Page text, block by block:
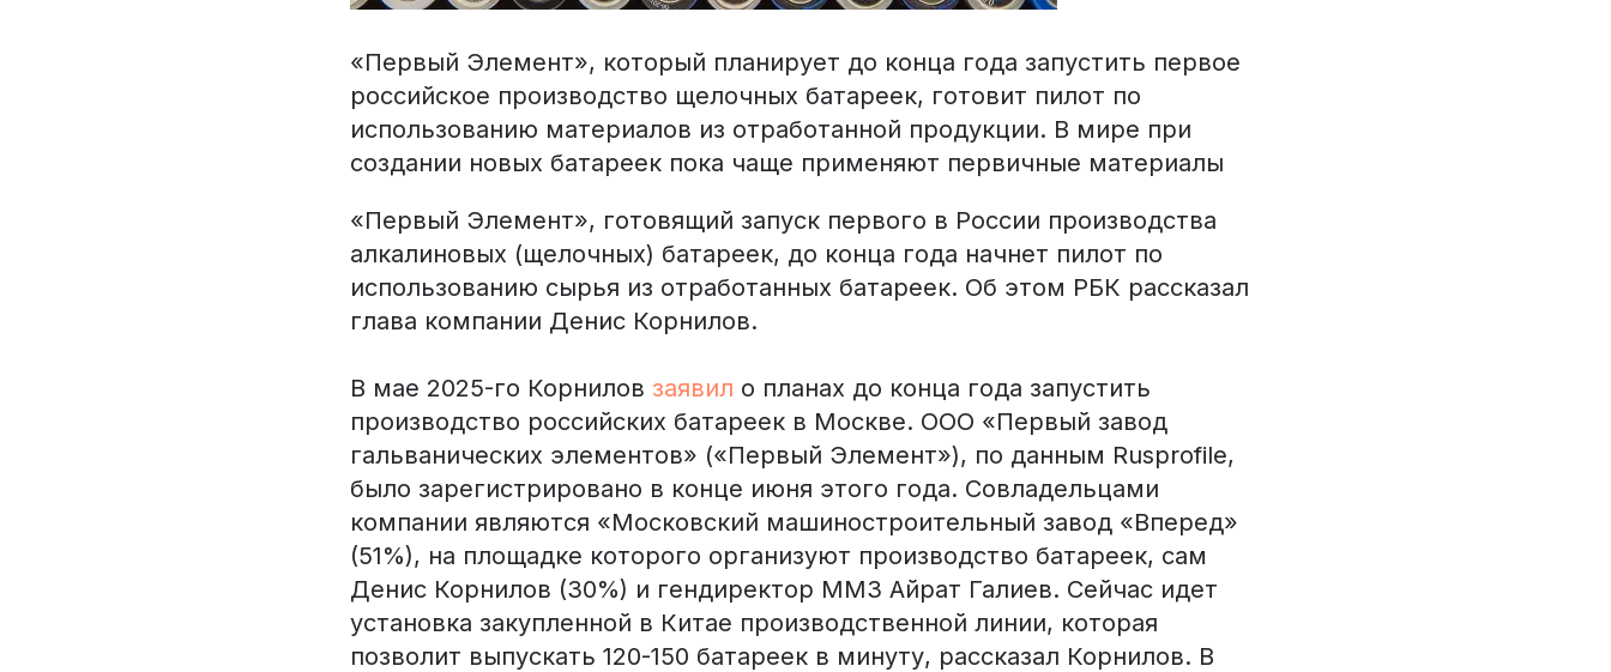
«Первый Элемент», который планирует до конца года запустить первое
российское производство щелочных батареек, готовит пилот по
использованию материалов из отработанной продукции. В мире при
создании новых батареек пока чаще применяют первичные материалы
«Первый Элемент», готовящий запуск первого в России производства
алкалиновых (щелочных) батареек, до конца года начнет пилот по
использованию сырья из отработанных батареек. Об этом РБК рассказал
глава компании Денис Корнилов.
В мае 2025-го Корнилов заявил о планах до конца года запустить
производство российских батареек в Москве. ООО «Первый завод
гальванических элементов» («Первый Элемент»), по данным Rusprofile,
было зарегистрировано в конце июня этого года. Совладельцами
компании являются «Московский машиностроительный завод «Вперед»
(51%), на площадке которого организуют производство батареек, сам
Денис Корнилов (30%) и гендиректор ММЗ Айрат Галиев. Сейчас идет
установка закупленной в Китае производственной линии, которая
позволит выпускать 120-150 батареек в минуту, рассказал Корнилов. В